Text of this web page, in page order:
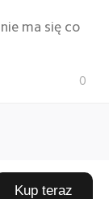
Kup teraz
ma się co
0